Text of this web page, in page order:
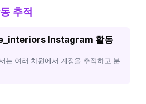
추적
Instagram 활동
는 여러 차원에서 계정을 추적하고 분